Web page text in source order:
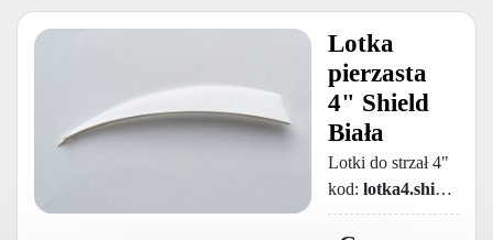
Lotka
pierzasta
4" Shield
Biała
Lotki do strzał 4"
kod: lotka4.shield.white